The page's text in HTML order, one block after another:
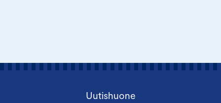
Uutishuone